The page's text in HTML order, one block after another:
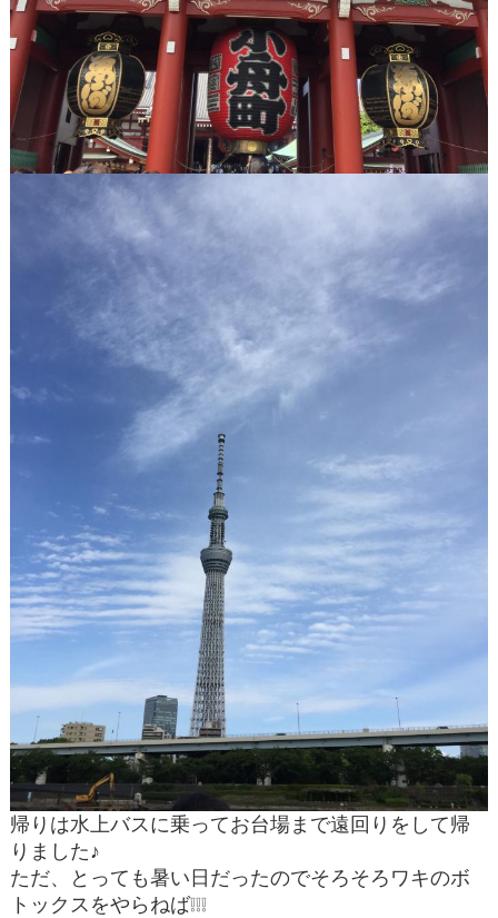
帰りは水上バスに乗ってお台場まで遠回りをして帰
りました♪
ただ、とっても暑い日だったのでそろそろワキのボ
トックスをやらねば❕❕❕